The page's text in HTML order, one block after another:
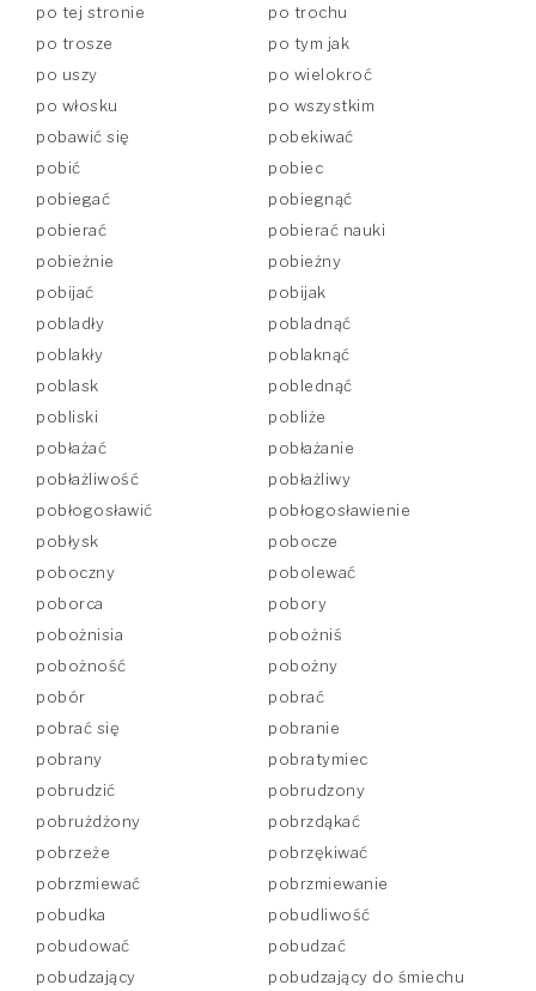
po tej stronie
po trochu
po trosze
po tym jak
po uszy
po wielokroć
po włosku
po wszystkim
pobawić się
pobekiwać
pobić
pobiec
pobiegać
pobiegnąć
pobierać
pobierać nauki
pobieżnie
pobieżny
pobijać
pobijak
pobladły
pobladnąć
poblakły
poblaknąć
poblask
poblednąć
pobliski
pobliże
pobłażać
pobłażanie
pobłażliwość
pobłażliwy
pobłogosławić
pobłogosławienie
pobłysk
pobocze
poboczny
pobolewać
poborca
pobory
pobożnisia
pobożniś
pobożność
pobożny
pobór
pobrać
pobrać się
pobranie
pobrany
pobratymiec
pobrudzić
pobrudzony
pobrużdżony
pobrzdąkać
pobrzeże
pobrzękiwać
pobrzmiewać
pobrzmiewanie
pobudka
pobudliwość
pobudować
pobudzać
pobudzający
pobudzający do śmiechu